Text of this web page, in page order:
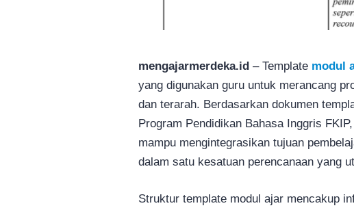
mengajarmerdeka.id – Template modul
yang digunakan guru untuk merancang
dan terarah. Berdasarkan dokumen
Program Pendidikan Bahasa Inggris
mampu mengintegrasikan tujuan
dalam satu kesatuan perencanaan yang
Struktur template modul ajar mencakup